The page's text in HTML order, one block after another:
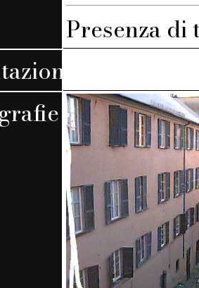
Presenza